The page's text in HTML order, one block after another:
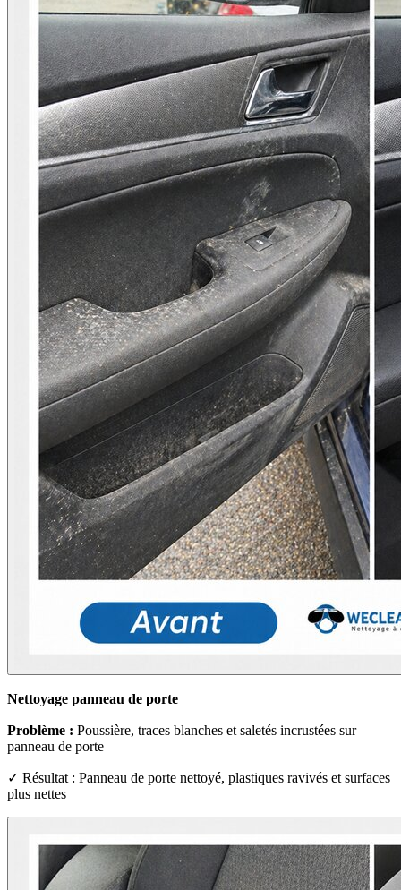
Nettoyage panneau de porte
Problème : Poussière, traces blanches et saletés incrustées sur
panneau de porte
✓ Résultat : Panneau de porte nettoyé, plastiques ravivés et surfaces
plus nettes